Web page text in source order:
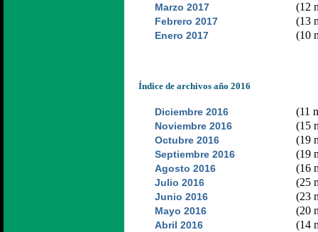
Marzo 2017 (12
Febrero 2017 (13
Enero 2017 (10
Índice de archivos año 2016
Diciembre 2016 (11
Noviembre 2016 (15
Octubre 2016 (19
Septiembre 2016 (19
Agosto 2016 (16
Julio 2016 (25
Junio 2016 (23
Mayo 2016 (20
Abril 2016 (14